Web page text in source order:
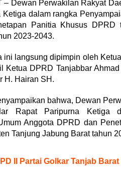
– Dewan Perwakilan Rakyat
Ketiga dalam rangka
Panitia Khusus DPRD
2023-2043.
ini langsung dipimpin oleh
Ketua DPRD Tanjabbar
H. Hairan SH.
bahwa, Dewan
Rapat Paripurna Ketiga
Anggota DPRD dan
Tanjung Jabung Barat tahun
II Partai Golkar Tanjab